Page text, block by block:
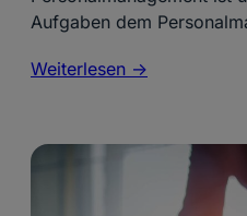
Aufgaben dem
Weiterlesen ->